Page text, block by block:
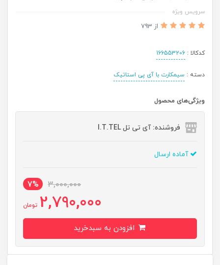
سرویس ویژه
از 793
کدکالا : 166553206
دسته : سیمکارت با آی پی استاتیک
ویژگی‌های محصول
فروشنده: آی تی تل I.T.TEL
آماده ارسال
3,000,000
7%
2,790,000 تومان